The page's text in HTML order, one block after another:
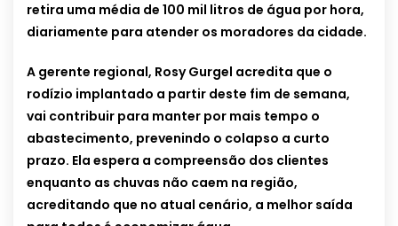
retira uma média de 100 mil litros de água por hora,
diariamente para atender os moradores da cidade.
A gerente regional, Rosy Gurgel acredita que o
rodízio implantado a partir deste fim de semana,
vai contribuir para manter por mais tempo o
abastecimento, prevenindo o colapso a curto
prazo. Ela espera a compreensão dos clientes
enquanto as chuvas não caem na região,
acreditando que no atual cenário, a melhor saída